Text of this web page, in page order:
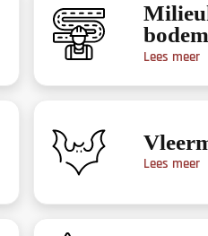
Lees meer
Lees meer